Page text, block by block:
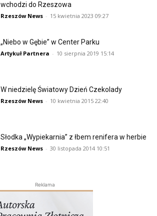
wchodzi do Rzeszowa
Rzeszów News - 15 kwietnia 2023 09:27
„Niebo w Gębie” w Center Parku
Artykuł Partnera - 10 sierpnia 2019 15:14
W niedzielę Światowy Dzień Czekolady
Rzeszów News - 10 kwietnia 2015 22:40
Słodka „Wypiekarnia” z łbem renifera w herbie
Rzeszów News - 30 listopada 2014 10:51
Reklama